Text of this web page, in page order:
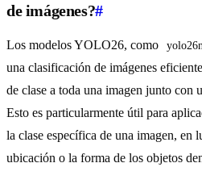
de imágenes?#
Los modelos YOLO26, como
una clasificación de imágenes
de clase a toda una imagen junto con
Esto es particularmente útil para
la clase específica de una imagen, en
ubicación o la forma de los objetos